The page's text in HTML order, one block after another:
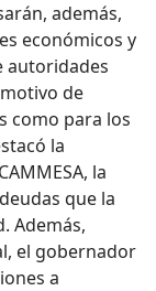
además,
económicos y
autoridades
de
como para los
la
la
que la
Además,
el gobernador
a